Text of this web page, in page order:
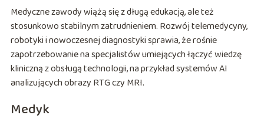
Medyczne zawody wiążą się z długą edukacją, ale też
stosunkowo stabilnym zatrudnieniem. Rozwój telemedycyny,
robotyki i nowoczesnej diagnostyki sprawia, że rośnie
zapotrzebowanie na specjalistów umiejących łączyć wiedzę
kliniczną z obsługą technologii, na przykład systemów AI
analizujących obrazy RTG czy MRI.
Medyk